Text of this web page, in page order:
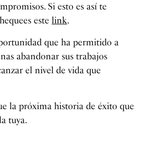
Si esto es así te
estelink.
que ha permitido a
abandonar sus trabajos
el nivel de vida que
la próxima historia de éxito que
tuya.